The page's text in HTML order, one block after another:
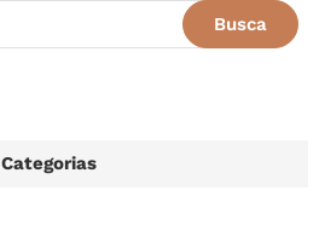
Categorias